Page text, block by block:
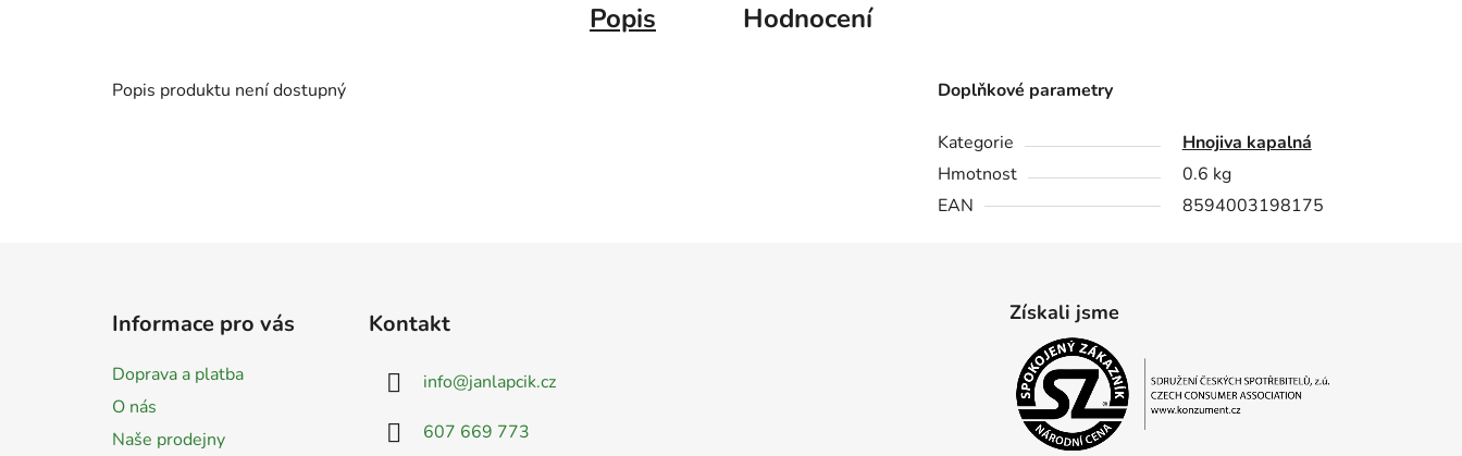
Popis Hodnocení
Popis produktu není dostupný Doplňkové parametry
Kategorie
Hnojiva kapalná
Hmotnost
0.6 kg
EAN
8594003198175
Informace pro vás
Doprava a platba
O nás
Naše prodejny
Kontakt
info@janlapcik.cz
607 669 773
Získali jsme